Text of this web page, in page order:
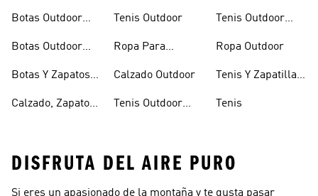
Botas Outdoor
Botas Outdoor
Botas Y Zapatos
Calzado, Zapatos
Senderismo
Tenis Outdoor
Ropa Para
Calzado Outdoor
Tenis Outdoor
Tenis Outdoor
Ropa Outdoor
Tenis Y Zapatillas
Senderismo
Tenis
DISFRUTA DEL AIRE PURO
Si eres un apasionado de la montaña y te gusta pasar